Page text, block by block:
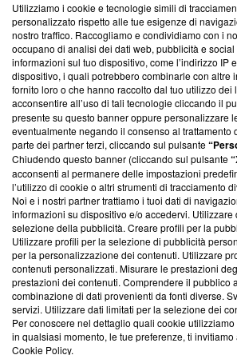
Questa sezione offre informazioni
News, sui nostri processi editoriali e su
creare news di qualità. Inoltre, afferma la
‘Trust Project - News with Integrity’
ancora membro del programma, ma ha
parte; Trust Project non ha ancora
conformità agli standard.
Su di noi
Team editoriale
Corporate
Redazione
Informativa Privacy
Cookie Policy
Blasting SA, IDI CHE-247.845.224, Via
Lugano (Svizzera) Tel:+39 0690258937
Utilizziamo i cookie e tecnologie simili di
personalizzato rispetto alle tue esigenze di
nostro traffico. Raccogliamo e condividiamo con i
occupano di analisi dei dati web, pubblicità e
informazioni sul tuo dispositivo, come l’indirizzo IP
dispositivo, i quali potrebbero combinarle con altre
fornito loro o che hanno raccolto dal tuo utilizzo dei
acconsentire all’uso di tali tecnologie cliccando il
presente su questo banner oppure personalizzare
eventualmente negando il consenso al trattamento
parte dei partner terzi, cliccando sul pulsante
Chiudendo questo banner (cliccando sul pulsante
acconsenti al permanere delle impostazioni
l’utilizzo di cookie o altri strumenti di tracciamento
Noi e i nostri partner trattiamo i tuoi dati di
informazioni su dispositivo e/o accedervi. Utilizzare
selezione della pubblicità. Creare profili per la
Utilizzare profili per la selezione di pubblicità
per la personalizzazione dei contenuti. Utilizzare
contenuti personalizzati. Misurare le prestazioni
prestazioni dei contenuti. Comprendere il pubblico
combinazione di dati provenienti da fonti diverse.
servizi. Utilizzare dati limitati per la selezione dei
Per conoscere nel dettaglio quali cookie
in qualsiasi momento, le tue preferenze, ti
Cookie Policy.